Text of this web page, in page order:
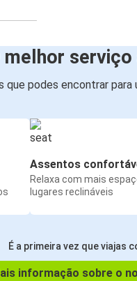
melhor
que podes encontrar
Assentos
Relaxa com mais
lugares reclináveis
É a primeira vez que viajas
informação sobre o